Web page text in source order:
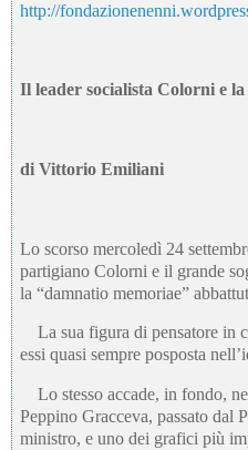
http://
Il leader socialista Colorni e la
diVittorio Emiliani
Lo scorso mercoledì 24
partigiano Colorni e il grande
la “damnatio memoriae”
La sua figura di pensatore in
essi quasi sempre posposta
Lo stesso accade, in fondo,
Peppino Gracceva, passato dal
ministro, e uno dei grafici più